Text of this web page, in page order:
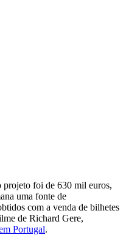
projeto foi de 630 mil euros,
uma fonte de
com a venda de bilhetes
de Richard Gere,
Portugal.